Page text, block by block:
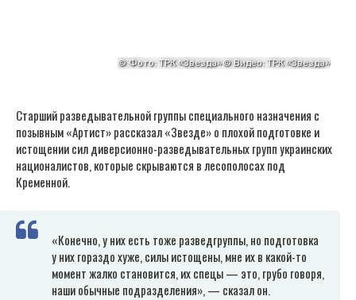
Старший разведывательной группы специального назначения с
позывным «Артист» рассказал «Звезде» о плохой подготовке и
истощении сил диверсионно-разведывательных групп украинских
националистов, которые скрываются в лесополосах под
Кременной.
«Конечно, у них есть тоже разведгруппы, но подготовка
у них гораздо хуже, силы истощены, мне их в какой-то
момент жалко становится, их спецы — это, грубо говоря,
наши обычные подразделения», — сказал он.